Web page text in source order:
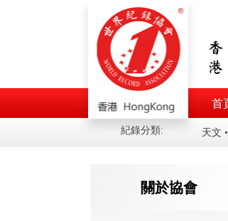
紀錄分類: 天文
首
關於協會